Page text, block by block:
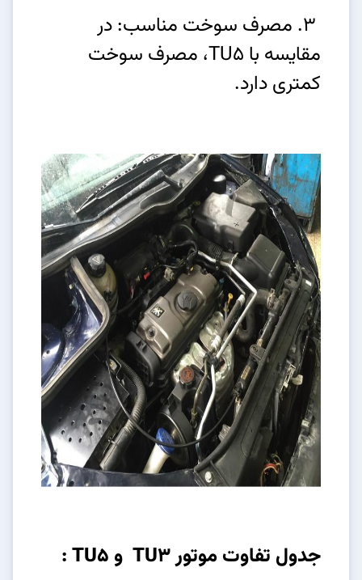
3. مصرف سوخت مناسب: در
مقایسه با TU5، مصرف سوخت
کمتری دارد.
جدول تفاوت موتور TU3 و TU5 :